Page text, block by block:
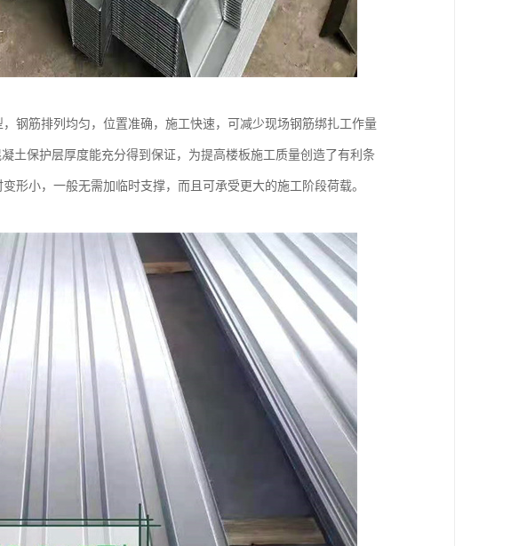
钢筋排列均匀，位置准确，施工快速，可减少现场钢筋绑扎工作量
土保护层厚度能充分得到保证，为提高楼板施工质量创造了有利条
形小，一般无需加临时支撑，而且可承受更大的施工阶段荷载。